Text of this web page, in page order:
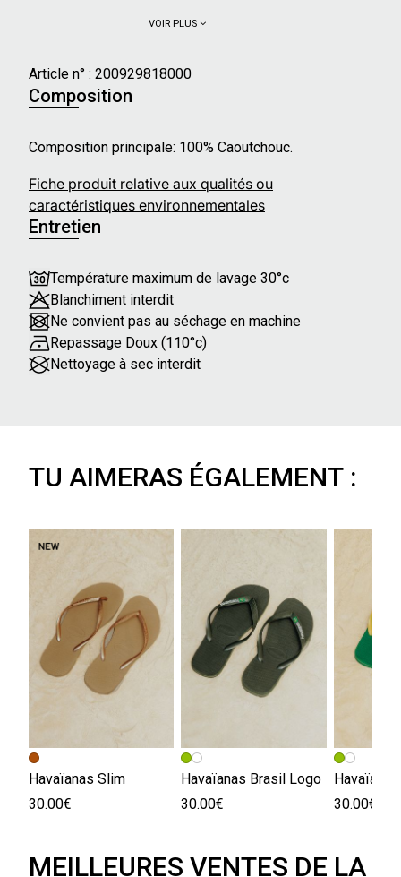
VOIR PLUS
Article n° : 200929818000
Composition
Composition principale: 100% Caoutchouc.
Fiche produit relative aux qualités ou
caractéristiques environnementales
Entretien
Température maximum de lavage 30°c
Blanchiment interdit
Ne convient pas au séchage en machine
Repassage Doux (110°c)
Nettoyage à sec interdit
TU AIMERAS ÉGALEMENT :
Havaïanas Slim
30.00€
Havaïanas Brasil Logo
30.00€
30.00€
MEILLEURES VENTES DE LA